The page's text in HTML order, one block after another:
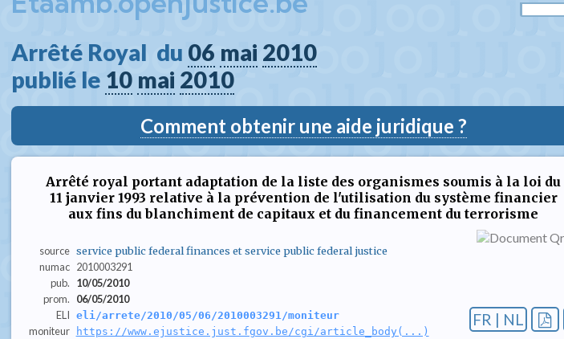
Arrêté Royal  du 06 mai 2010
publié le 10 mai 2010
Comment obtenir une aide juridique ?
Arrêté royal portant adaptation de la liste des organismes soumis à la loi du
11 janvier 1993 relative à la prévention de l'utilisation du système financier
aux fins du blanchiment de capitaux et du financement du terrorisme
source service public federal finances et service public federal justice
numac 2010003291
pub.
10/05/2010
prom.
06/05/2010
ELI eli/arrete/2010/05/06/2010003291/moniteur
moniteur https://www.ejustice.just.fgov.be/cgi/article_body(...)
FR | NL